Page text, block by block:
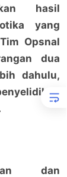
hasil
yang
Opsnal
dua
dahulu,
dan